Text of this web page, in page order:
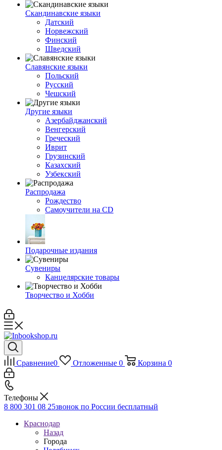
Скандинавские языки
Датский
Норвежский
Финский
Шведский
Славянские языки
Польский
Русский
Чешский
Другие языки
Азербайджанский
Венгерский
Греческий
Иврит
Грузинский
Казахский
Узбекский
Распродажа
Рождество
Самоучители на CD
Подарочные издания
Сувениры
Канцелярские товары
Творчество и Хобби
Сравнение0 Отложенные 0 Корзина 0
Телефоны
8 800 301 08 25звонок по России бесплатный
Краснодар
Назад
Города